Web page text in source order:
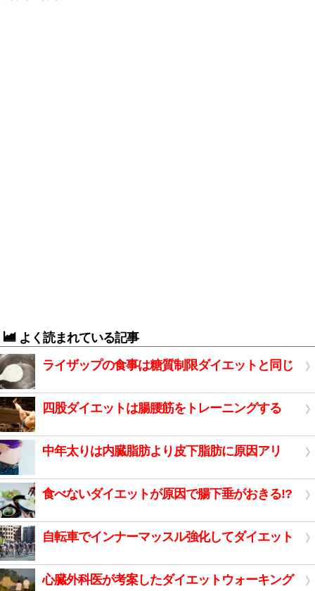
よく読まれている記事
ライザップの食事は糖質制限ダイエットと同じ
四股ダイエットは腸腰筋をトレーニングする
中年太りは内臓脂肪より皮下脂肪に原因アリ
食べないダイエットが原因で腸下垂がおきる!?
自転車でインナーマッスル強化してダイエット
心臓外科医が考案したダイエットウォーキング